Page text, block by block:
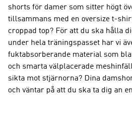
shorts för damer som sitter högt
tillsammans med en oversize t-
croppad top? För att du ska hålla
under hela träningspasset har vi
fuktabsorberande material som
och smarta välplacerade
sikta mot stjärnorna? Dina
och väntar på att du ska ta dig an